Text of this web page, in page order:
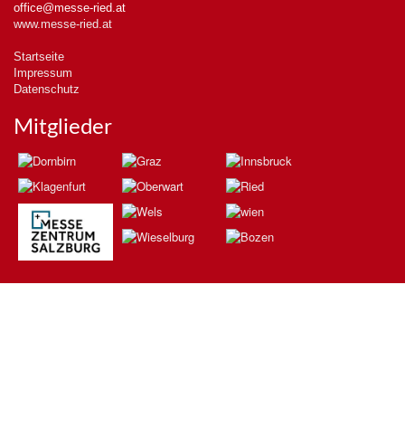
office@messe-ried.at
www.messe-ried.at
Startseite
Impressum
Datenschutz
Mitglieder